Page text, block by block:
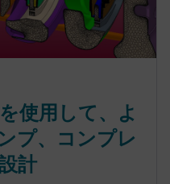
使用して、よ
プ、コンプレ
計